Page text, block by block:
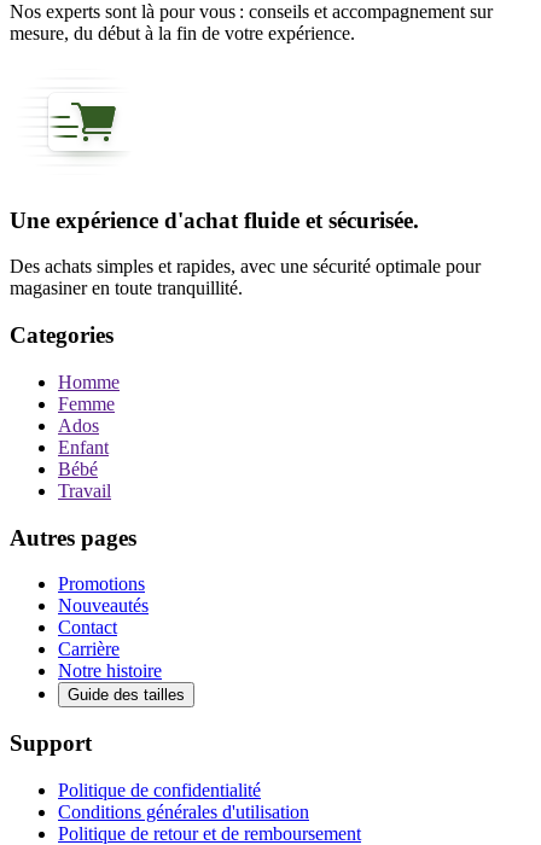
Nos experts sont là pour vous : conseils et accompagnement sur
mesure, du début à la fin de votre expérience.
Une expérience d'achat fluide et sécurisée.
Des achats simples et rapides, avec une sécurité optimale pour
magasiner en toute tranquillité.
Categories
Homme
Femme
Ados
Enfant
Bébé
Travail
Autres pages
Promotions
Nouveautés
Contact
Carrière
Notre histoire
Guide des tailles
Support
Politique de confidentialité
Conditions générales d'utilisation
Politique de retour et de remboursement